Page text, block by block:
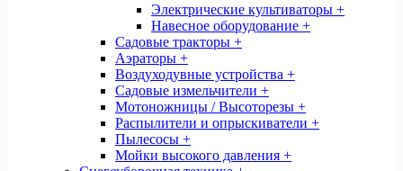
Электрические культиваторы +
Навесное оборудование +
Садовые тракторы +
Аэраторы +
Воздуходувные устройства +
Садовые измельчители +
Мотоножницы / Высоторезы +
Распылители и опрыскиватели +
Пылесосы +
Мойки высокого давления +